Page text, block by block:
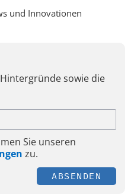
und Innovationen
sowie die
Sie unseren
zu.
ABSENDEN